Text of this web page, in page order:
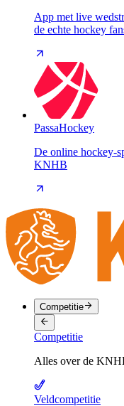
App met live
de echte hockey
PassaHockey
De online hockey-
KNHB
Competitie
Competitie
Alles over de
Veldcompetitie